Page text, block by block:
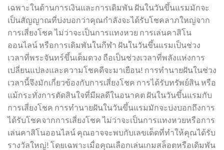
เฉพาะในด้านการเงินและการเดิมพัน ฝันในวันขึ้นแรมมักจะ
เป็นสัญญาณที่บ่งบอกว่าคุณกำลังจะได้รับโชคลาภใหญ่จาก
การเสี่ยงโชค ไม่ว่าจะเป็นการแทงหวย การเล่นคาสิโน
ออนไลน์ หรือการเดิมพันในกีฬา ฝันในวันขึ้นแรมเป็นช่วง
เวลาที่พระจันทร์ขึ้นเต็มดวง ถือเป็นช่วงเวลาที่พลังแห่งการ
เปลี่ยนแปลงและความโชคดีจะมาเยือน! การทำนายฝันในช่วง
เวลานี้จึงมักเกี่ยวข้องกับการเสี่ยงโชค การได้รับทรัพย์สิน หรือ
แม้กระทั่งการตัดสินใจที่มีผลดีในอนาคต ฝันในวันขึ้นแรมกับ
การเสี่ยงโชค การทำนายฝันในวันขึ้นแรมมักจะบ่งบอกถึงการ
ได้รับโชคจากการเสี่ยงโชค ไม่ว่าจะเป็นการแทงหวยหรือการ
เล่นคาสิโนออนไลน์ คุณอาจจะพบกับเลขเด็ดที่ทำให้คุณได้รับ
รางวัลใหญ่! โดยเฉพาะเมื่อคุณเลือกเล่นเกมสล็อตหรือเดิมพัน